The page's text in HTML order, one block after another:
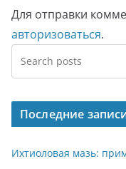
Для отправки
авторизоваться.
Последние
Ихтиоловая мазь: